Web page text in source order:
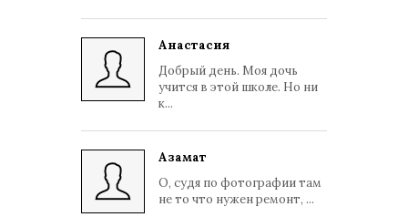
Анастасия
Добрый день. Моя дочь
учится в этой школе. Но ни
к...
Азамат
О, судя по фотографии там
не то что нужен ремонт, ...